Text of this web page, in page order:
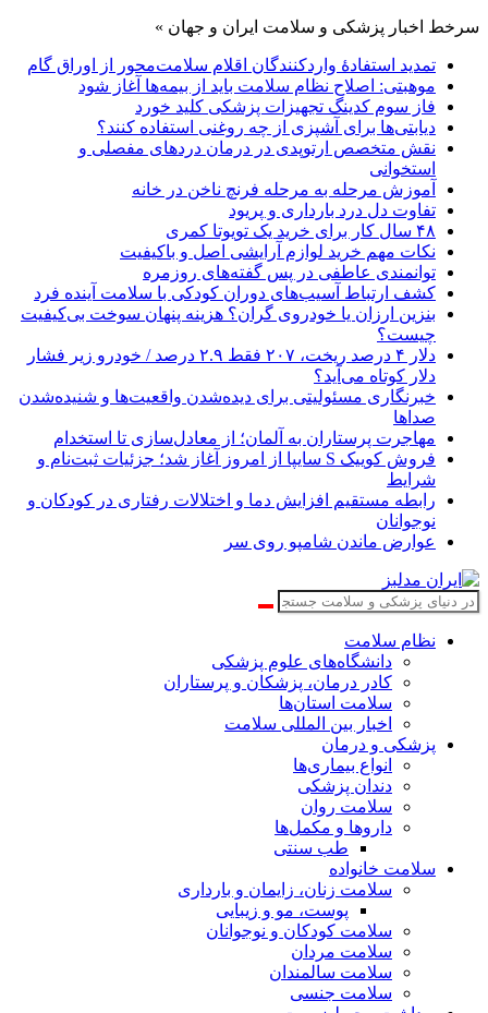
سرخط اخبار پزشکی و سلامت ایران و جهان »
تمدید استفادۀ واردکنندگان اقلام سلامت‌محور از اوراق گام
موهبتی: اصلاح نظام سلامت باید از بیمه‌ها آغاز شود
فاز سوم کدینگ تجهیزات پزشکی کلید خورد
دیابتی‌ها برای آشپزی از چه روغنی استفاده کنند؟
نقش متخصص ارتوپدی در درمان دردهای مفصلی و
استخوانی
آموزش مرحله به مرحله فرنچ ناخن در خانه
تفاوت دل درد بارداری و پریود
۴۸ سال کار برای خرید یک تویوتا کمری
نکات مهم خرید لوازم آرایشی اصل و باکیفیت
توانمندی عاطفی در پس گفته‌های روزمره
کشف ارتباط آسیب‌های دوران کودکی با سلامت آینده فرد
بنزین ارزان یا خودروی گران؟ هزینه پنهان سوخت بی‌کیفیت
چیست؟
دلار ۴ درصد ریخت، ۲۰۷ فقط ۲.۹ درصد / خودرو زیر فشار
دلار کوتاه می‌آید؟
خبرنگاری مسئولیتی برای دیده‌شدن واقعیت‌ها و شنیده‌شدن
صداها
مهاجرت پرستاران به آلمان؛ از معادل‌سازی تا استخدام
فروش کوییک S سایپا از امروز آغاز شد؛ جزئیات ثبت‌نام و
شرایط
رابطه مستقیم افزایش دما و اختلالات رفتاری در کودکان و
نوجوانان
عوارض ماندن شامپو روی سر
نظام سلامت
دانشگاه‌های علوم پزشکی
کادر درمان، پزشکان و پرستاران
سلامت استان‌ها
اخبار بین المللی سلامت
پزشکی و درمان
انواع بیماری‌ها
دندان پزشکی
سلامت روان
داروها و مکمل‌ها
طب سنتی
سلامت خانواده
سلامت زنان، زایمان و بارداری
پوست، مو و زیبایی
سلامت کودکان و نوجوانان
سلامت مردان
سلامت سالمندان
سلامت جنسی